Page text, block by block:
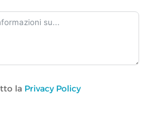
la Privacy Policy